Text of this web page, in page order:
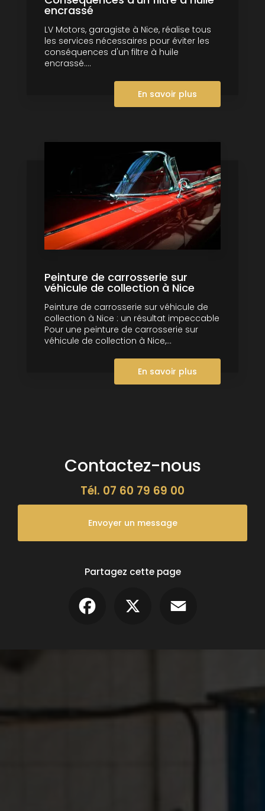
encrassé
LV Motors, garagiste à Nice, réalise tous
les services nécessaires pour éviter les
conséquences d'un filtre à huile
encrassé....
En savoir plus
Peinture de carrosserie sur
véhicule de collection à Nice
Peinture de carrosserie sur véhicule de
collection à Nice : un résultat impeccable
Pour une peinture de carrosserie sur
véhicule de collection à Nice,...
En savoir plus
Contactez-nous
Tél. 07 60 79 69 00
Envoyer un message
Partagez cette page